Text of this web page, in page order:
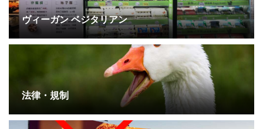
ヴィーガン ベジタリアン
法律・規制